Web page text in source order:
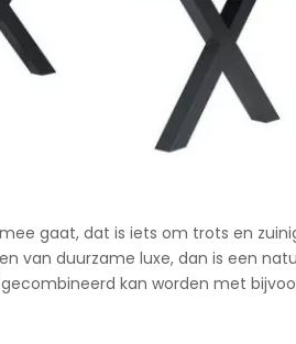
gaat, dat is iets om trots en
van duurzame luxe, dan is een
kan worden met